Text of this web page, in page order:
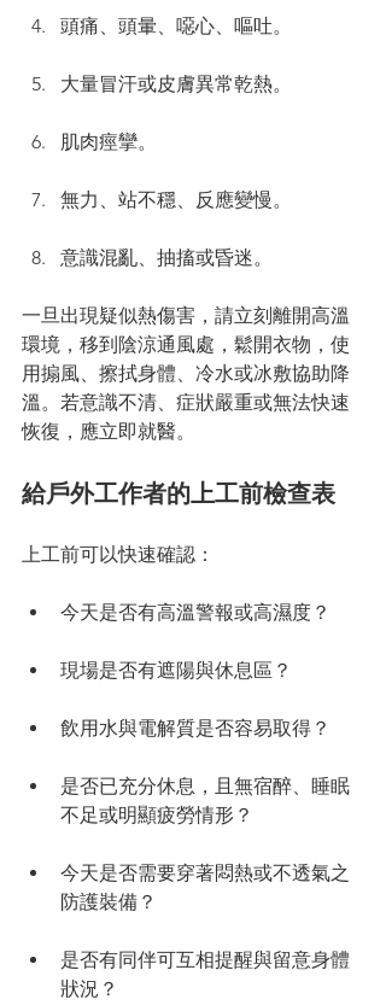
頭痛、頭暈、噁心、嘔吐。
大量冒汗或皮膚異常乾熱。
肌肉痙攣。
無力、站不穩、反應變慢。
意識混亂、抽搐或昏迷。
一旦出現疑似熱傷害，請立刻離開高溫
環境，移到陰涼通風處，鬆開衣物，使
用搧風、擦拭身體、冷水或冰敷協助降
溫。若意識不清、症狀嚴重或無法快速
恢復，應立即就醫。
給戶外工作者的上工前檢查表
上工前可以快速確認：
今天是否有高溫警報或高濕度？
現場是否有遮陽與休息區？
飲用水與電解質是否容易取得？
是否已充分休息，且無宿醉、睡眠
不足或明顯疲勞情形？
今天是否需要穿著悶熱或不透氣之
防護裝備？
是否有同伴可互相提醒與留意身體
狀況？